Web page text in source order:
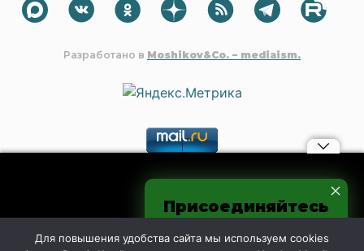
Разработано в Moshikov&Co. – mediaism.
Материалы, авторские права на которые принадлежат OOO
"Редакция газеты "Шахтинские известия", могут быть
предварительного согласия со стороны редакции только с
Для повышения удобства сайта мы используем cookies
Присоединяйтесь
к нам в соцсетях